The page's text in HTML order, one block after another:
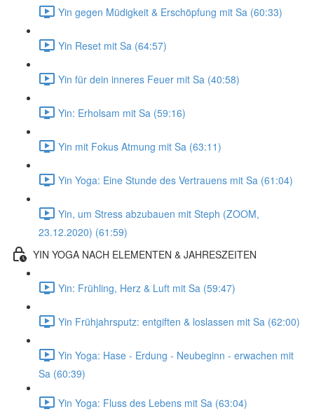
Yin gegen Müdigkeit & Erschöpfung mit Sa (60:33)
Yin Reset mit Sa (64:57)
Yin für dein inneres Feuer mit Sa (40:58)
Yin: Erholsam mit Sa (59:16)
Yin mit Fokus Atmung mit Sa (63:11)
Yin Yoga: Eine Stunde des Vertrauens mit Sa (61:04)
Yin, um Stress abzubauen mit Steph (ZOOM,
23.12.2020) (61:59)
YIN YOGA NACH ELEMENTEN & JAHRESZEITEN
Yin: Frühling, Herz & Luft mit Sa (59:47)
Yin Frühjahrsputz: entgiften & loslassen mit Sa (62:00)
Yin Yoga: Hase - Erdung - Neubeginn - erwachen mit
Sa (60:39)
Yin Yoga: Fluss des Lebens mit Sa (63:04)